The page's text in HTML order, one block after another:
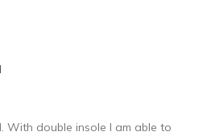
With double insole I am able to